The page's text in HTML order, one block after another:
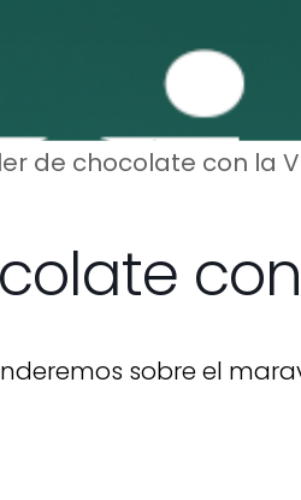
de chocolate con la
sobre el